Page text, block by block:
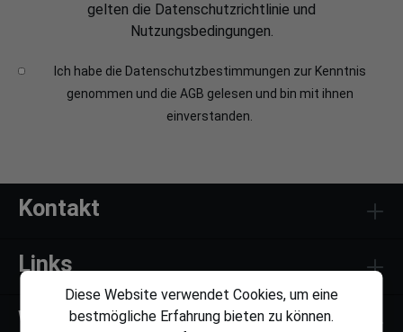
gelten die Datenschutzrichtlinie und
Nutzungsbedingungen.
Ich habe die Datenschutzbestimmungen zur Kenntnis
genommen und die AGB gelesen und bin mit ihnen
einverstanden.
Kontakt
Links
Weiteres
Diese Website verwendet Cookies, um eine
bestmögliche Erfahrung bieten zu können.